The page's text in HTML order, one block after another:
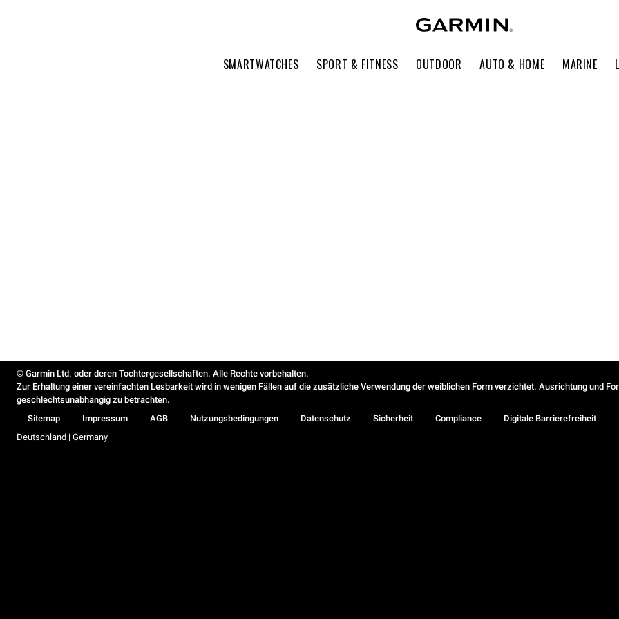
SMARTWATCHES SPORT & FITNESS OUTDOOR AUTO & HOME MARINE
© Garmin Ltd. oder deren Tochtergesellschaften. Alle Rechte vorbehalten.
Zur Erhaltung einer vereinfachten Lesbarkeit wird in wenigen Fällen auf die zusätzliche Verwendung der weiblichen Form verzichtet. Ausrichtung und
geschlechtsunabhängig zu betrachten.
Sitemap
Impressum AGB Nutzungsbedingungen Datenschutz Sicherheit Compliance
Digitale Barrierefreiheit
Deutschland | Germany